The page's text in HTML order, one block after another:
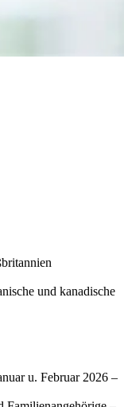
und kanadische
u. Februar 2026 –